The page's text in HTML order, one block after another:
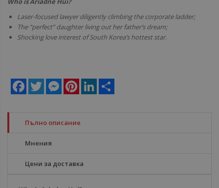
Laser-focused lawyer diligently climbing the corporate ladder;
The “perfect” daughter living out her father’s dream;
Shocking love interest of South Korea’s hottest star.
Facebook
Twitter MessengerPinterestLinkedIn
Пълно описание
Мнения
Цени за доставка